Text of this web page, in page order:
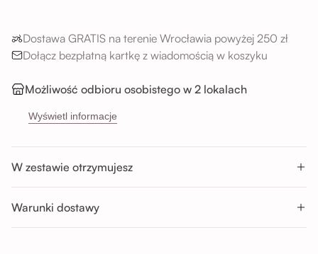
Dostawa GRATIS na terenie Wrocławia powyżej 250 zł
Dołącz bezpłatną kartkę z wiadomością w koszyku
Możliwość odbioru osobistego w 2 lokalach
Sikorskiego 5H, 53-659 Wrocław
Godziny odbioru:
Pon-Sob : 11:00 - 14:00; 14:00 - 17:00; 17:00 - 20:00
Nd : 11:00 - 14:00; 14:00 - 17:00
Wyświetl informacje
W zestawie otrzymujesz
Warunki dostawy